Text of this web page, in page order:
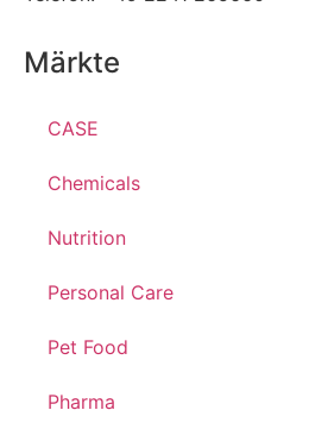
Märkte
CASE
Chemicals
Nutrition
Personal Care
Pet Food
Pharma